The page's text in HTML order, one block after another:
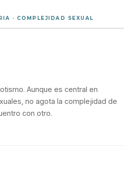
· COMPLEJIDAD SEXUAL
Aunque es central en
no agota la complejidad de
con otro.